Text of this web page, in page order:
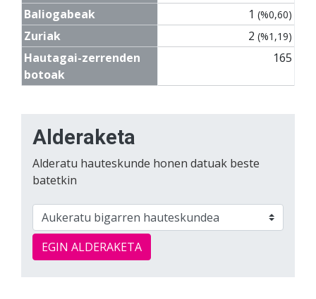
Baliogabeak
1 (%0,60)
Zuriak 2 (%1,19)
Hautagai-zerrenden
botoak
165
Alderaketa
Alderatu hauteskunde honen datuak beste
batetkin
EGIN ALDERAKETA